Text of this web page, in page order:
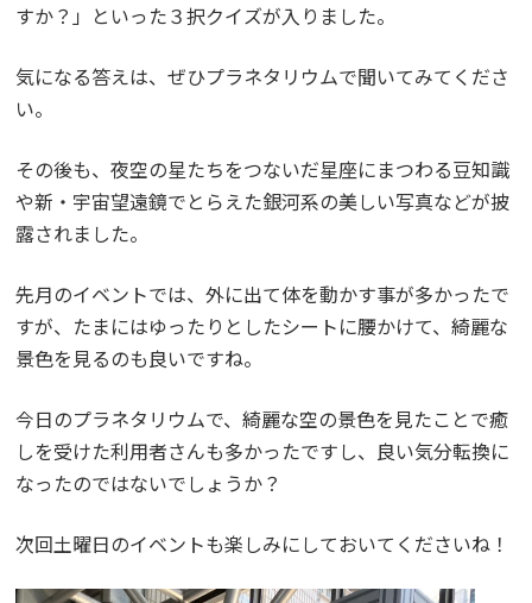
すか？」といった３択クイズが入りました。
気になる答えは、ぜひプラネタリウムで聞いてみてくださ
い。
その後も、夜空の星たちをつないだ星座にまつわる豆知識
や新・宇宙望遠鏡でとらえた銀河系の美しい写真などが披
露されました。
先月のイベントでは、外に出て体を動かす事が多かったで
すが、たまにはゆったりとしたシートに腰かけて、綺麗な
景色を見るのも良いですね。
今日のプラネタリウムで、綺麗な空の景色を見たことで癒
しを受けた利用者さんも多かったですし、良い気分転換に
なったのではないでしょうか？
次回土曜日のイベントも楽しみにしておいてくださいね！